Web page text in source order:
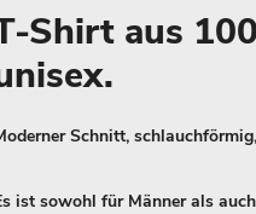
Shirt aus
Schnitt,
ist sowohl für Männer als